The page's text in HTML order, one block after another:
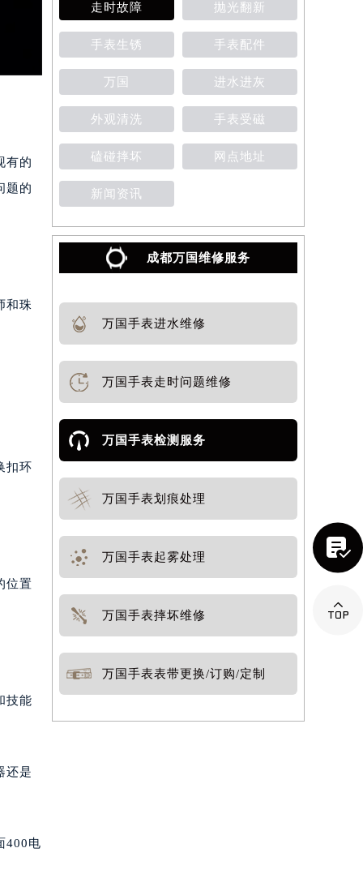
有的
题的
和珠
扣环
位置
技能
还是
400电
走时故障 抛光翻新
手表生锈 手表配件
万国 进水进灰
外观清洗 手表受磁
磕碰摔坏 网点地址
新闻资讯
成都万国维修服务
万国手表进水维修
万国手表走时问题维修
万国手表检测服务
万国手表划痕处理
万国手表起雾处理
万国手表摔坏维修
万国手表表带更换/订购/定制

